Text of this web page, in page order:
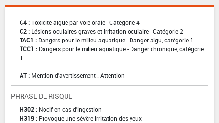
C4 :Toxicité aiguë par voie orale - Catégorie 4
C2 : Lésions oculaires graves et irritation oculaire - Catégorie 2
TAC1 : Dangers pour le milieu aquatique - Danger aigu, catégorie 1
TCC1 : Dangers pour le milieu aquatique - Danger chronique, catégorie
1
AT : Mention d'avertissement : Attention
PHRASE DE RISQUE
H302 : Nocif en cas d'ingestion
H319 : Provoque une sévère irritation des yeux